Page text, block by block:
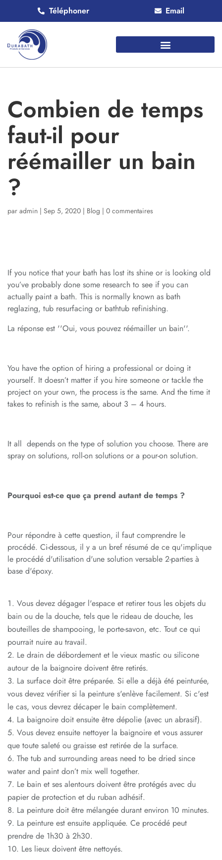
Téléphoner Email
Combien de temps
faut-il pour
réémailler un bain
?
par admin | Sep 5, 2020 | Blog | 0 commentaires
If you notice that your bath has lost its shine or is looking old
you’ve probably done some research to see if you can
actually paint a bath. This is normally known as bath
reglazing, tub resurfacing or bathtub refinishing.
La réponse est ''Oui, vous pouvez réémailler un bain''.
You have the option of hiring a professional or doing it
yourself. It doesn’t matter if you hire someone or tackle the
project on your own, the process is the same. And the time it
takes to refinish is the same, about 3 – 4 hours.
It all depends on the type of solution you choose. There are
spray on solutions, roll-on solutions or a pour-on solution.
Pourquoi est-ce que ça prend autant de temps ?
Pour répondre à cette question, il faut comprendre le
procédé. Ci-dessous, il y a un bref résumé de ce qu'implique
le procédé d'utilisation d'une solution versable 2-parties à
base d'époxy.
Vous devez dégager l'espace et retirer tous les objets du
bain ou de la douche, tels que le rideau de douche, les
bouteilles de shampooing, le porte-savon, etc. Tout ce qui
pourrait nuire au travail.
Le drain de débordement et le vieux mastic ou silicone
autour de la baignoire doivent être retirés.
La surface doit être préparée. Si elle a déjà été peinturée,
vous devez vérifier si la peinture s'enlève facilement. Si c'est
le cas, vous devrez décaper le bain complètement.
La baignoire doit ensuite être dépolie (avec un abrasif).
Vous devez ensuite nettoyer la baignoire et vous assurer
que toute saleté ou graisse est retirée de la surface.
The tub and surrounding areas need to be dried since
water and paint don’t mix well together.
Le bain et ses alentours doivent être protégés avec du
papier de protection et du ruban adhésif.
La peinture doit être mélangée durant environ 10 minutes.
La peinture est ensuite appliquée. Ce procédé peut
prendre de 1h30 à 2h30.
Les lieux doivent être nettoyés.